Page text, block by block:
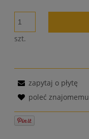
szt.
zapytaj o płytę
poleć znajomemu